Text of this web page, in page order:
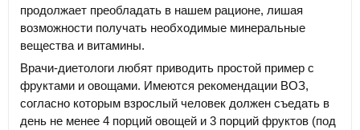
продолжает преобладать в нашем рационе, лишая
возможности получать необходимые минеральные
вещества и витамины.
Врачи-диетологи любят приводить простой пример с
фруктами и овощами. Имеются рекомендации ВОЗ,
согласно которым взрослый человек должен съедать в
день не менее 4 порций овощей и 3 порций фруктов (под